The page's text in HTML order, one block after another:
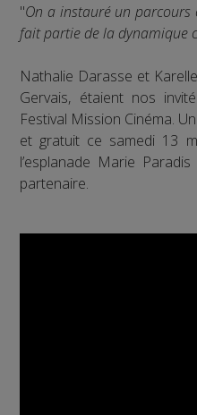
"On a instauré un
fait partie de la dynamique
Nathalie Darasse et
Gervais, étaient nos
Festival Mission Cinéma.
et gratuit ce samedi 13
l’esplanade Marie
partenaire.